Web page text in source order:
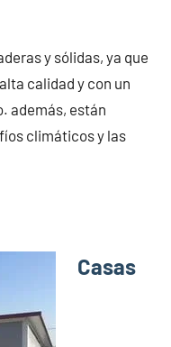
y sólidas, ya que
calidad y con un
además, están
climáticos y las
Casas